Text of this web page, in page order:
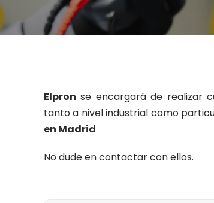
Elpron se encargará de realizar
tanto a nivel industrial como
en Madrid
No dude en contactar con ellos.